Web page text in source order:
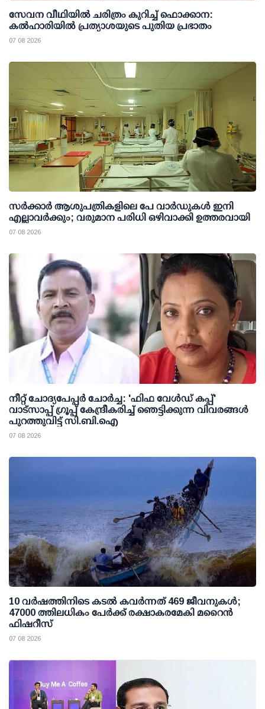
സേവന വീഥിയില്‍ ചരിത്രം കുറിച്ച് ഫൊക്കാന:
കല്‍ഹാരിയില്‍ പ്രത്യാശയുടെ പുതിയ പ്രഭാതം
07 08 2026
സര്‍ക്കാര്‍ ആശുപത്രികളിലെ പേ വാര്‍ഡുകള്‍ ഇനി
എല്ലാവര്‍ക്കും; വരുമാന പരിധി ഒഴിവാക്കി ഉത്തരവായി
07 08 2026
നീറ്റ് ചോദ്യപേപ്പര്‍ ചോര്‍ച്ച: 'ഫിഫ വേള്‍ഡ് കപ്പ്'
വാട്സാപ്പ് ഗ്രൂപ്പ് കേന്ദ്രീകരിച്ച് ഞെട്ടിക്കുന്ന വിവരങ്ങള്‍
പുറത്തുവിട്ട് സി.ബി.ഐ
07 08 2026
10 വര്‍ഷത്തിനിടെ കടല്‍ കവര്‍ന്നത് 469 ജീവനുകള്‍;
47000 ത്തിലധികം പേര്‍ക്ക് രക്ഷാകരമേകി മറൈന്‍
ഫിഷറീസ്
07 08 2026